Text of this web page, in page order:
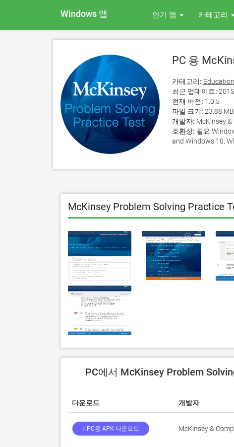
Windows 앱 인기 앱 카테고리
PC 용
카테고리: Education
최근 업데이트:
현재 버전: 1.0.5
파일 크기: 23.88 MB
개발자: McKinsey
호환성: 필요
and Windows 10,
McKinsey Problem Solving Practice
PC에서 McKinsey Problem
다운로드 개발자
↓ PC용 APK 다운로드 McKinsey &